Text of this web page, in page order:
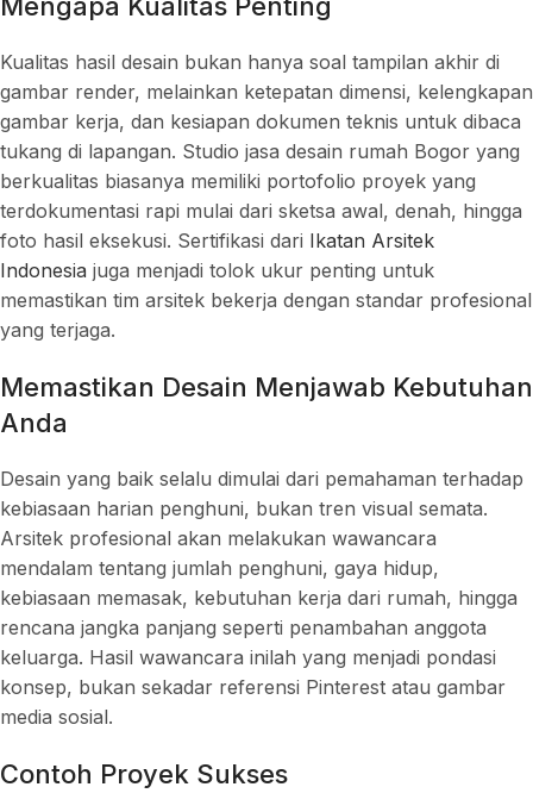
Mengapa Kualitas Penting
Kualitas hasil desain bukan hanya soal tampilan akhir di
gambar render, melainkan ketepatan dimensi, kelengkapan
gambar kerja, dan kesiapan dokumen teknis untuk dibaca
tukang di lapangan. Studio jasa desain rumah Bogor yang
berkualitas biasanya memiliki portofolio proyek yang
terdokumentasi rapi mulai dari sketsa awal, denah, hingga
foto hasil eksekusi. Sertifikasi dari Ikatan Arsitek
Indonesia juga menjadi tolok ukur penting untuk
memastikan tim arsitek bekerja dengan standar profesional
yang terjaga.
Memastikan Desain Menjawab Kebutuhan
Anda
Desain yang baik selalu dimulai dari pemahaman terhadap
kebiasaan harian penghuni, bukan tren visual semata.
Arsitek profesional akan melakukan wawancara
mendalam tentang jumlah penghuni, gaya hidup,
kebiasaan memasak, kebutuhan kerja dari rumah, hingga
rencana jangka panjang seperti penambahan anggota
keluarga. Hasil wawancara inilah yang menjadi pondasi
konsep, bukan sekadar referensi Pinterest atau gambar
media sosial.
Contoh Proyek Sukses